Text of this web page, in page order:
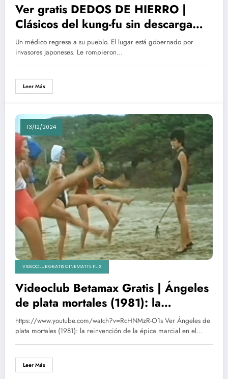
Ver gratis DEDOS DE HIERRO |
Clásicos del kung-fu sin descarga
torrent
Un médico regresa a su pueblo. El lugar está gobernado por
invasores japoneses. Le rompieron…
Leer Más
13/12/2024
VIDEOCLUB GRATIS CINEMATTE FLIX
Videoclub Betamax Gratis | Ángeles
de plata mortales (1981): la
reinvención de la épica marcial en el
cine de wuxia
https://www.youtube.com/watch?v=RcHNMzR-O1s Ver Ángeles de
plata mortales (1981): la reinvención de la épica marcial en el…
Leer Más